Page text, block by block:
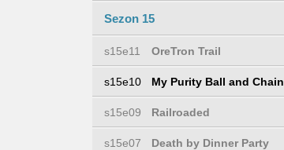
Sezon 15
s15e11 OreTron Trail
s15e10 My Purity Ball and Chain
s15e09 Railroaded
s15e07 Death by Dinner Party